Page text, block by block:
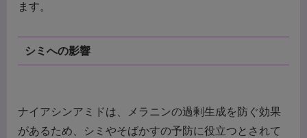
ます。
シミへの影響
ナイアシンアミドは、メラニンの過剰生成を防ぐ効果
があるため、シミやそばかすの予防に役立つとされて